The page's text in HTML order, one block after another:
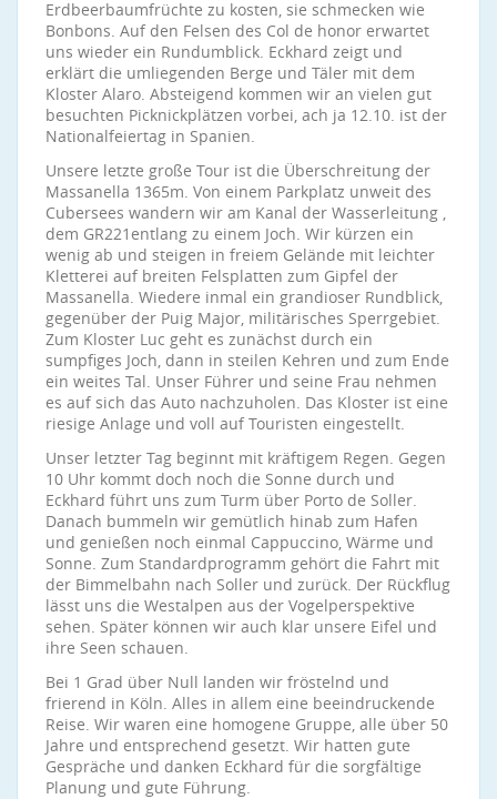
Erdbeerbaumfrüchte zu kosten, sie schmecken wie
Bonbons. Auf den Felsen des Col de honor erwartet
uns wieder ein Rundumblick. Eckhard zeigt und
erklärt die umliegenden Berge und Täler mit dem
Kloster Alaro. Absteigend kommen wir an vielen gut
besuchten Picknickplätzen vorbei, ach ja 12.10. ist der
Nationalfeiertag in Spanien.
Unsere letzte große Tour ist die Überschreitung der
Massanella 1365m. Von einem Parkplatz unweit des
Cubersees wandern wir am Kanal der Wasserleitung ,
dem GR221entlang zu einem Joch. Wir kürzen ein
wenig ab und steigen in freiem Gelände mit leichter
Kletterei auf breiten Felsplatten zum Gipfel der
Massanella. Wiedere inmal ein grandioser Rundblick,
gegenüber der Puig Major, militärisches Sperrgebiet.
Zum Kloster Luc geht es zunächst durch ein
sumpfiges Joch, dann in steilen Kehren und zum Ende
ein weites Tal. Unser Führer und seine Frau nehmen
es auf sich das Auto nachzuholen. Das Kloster ist eine
riesige Anlage und voll auf Touristen eingestellt.
Unser letzter Tag beginnt mit kräftigem Regen. Gegen
10 Uhr kommt doch noch die Sonne durch und
Eckhard führt uns zum Turm über Porto de Soller.
Danach bummeln wir gemütlich hinab zum Hafen
und genießen noch einmal Cappuccino, Wärme und
Sonne. Zum Standardprogramm gehört die Fahrt mit
der Bimmelbahn nach Soller und zurück. Der Rückflug
lässt uns die Westalpen aus der Vogelperspektive
sehen. Später können wir auch klar unsere Eifel und
ihre Seen schauen.
Bei 1 Grad über Null landen wir fröstelnd und
frierend in Köln. Alles in allem eine beeindruckende
Reise. Wir waren eine homogene Gruppe, alle über 50
Jahre und entsprechend gesetzt. Wir hatten gute
Gespräche und danken Eckhard für die sorgfältige
Planung und gute Führung.